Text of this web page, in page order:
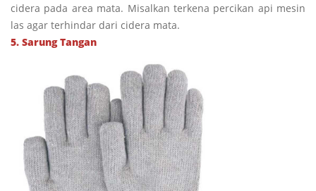
cidera pada area mata. Misalkan terkena percikan api mesin
las agar terhindar dari cidera mata.
5. Sarung Tangan